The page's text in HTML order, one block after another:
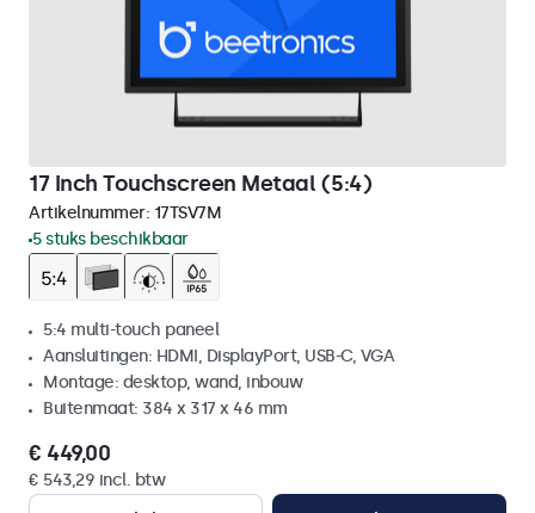
17 Inch Touchscreen Metaal (5:4)
Artikelnummer: 17TSV7M
5 stuks beschikbaar
5:4 multi-touch paneel
Aansluitingen: HDMI, DisplayPort, USB-C, VGA
Montage: desktop, wand, inbouw
Buitenmaat: 384 x 317 x 46 mm
€ 449,00
€ 543,29 incl. btw